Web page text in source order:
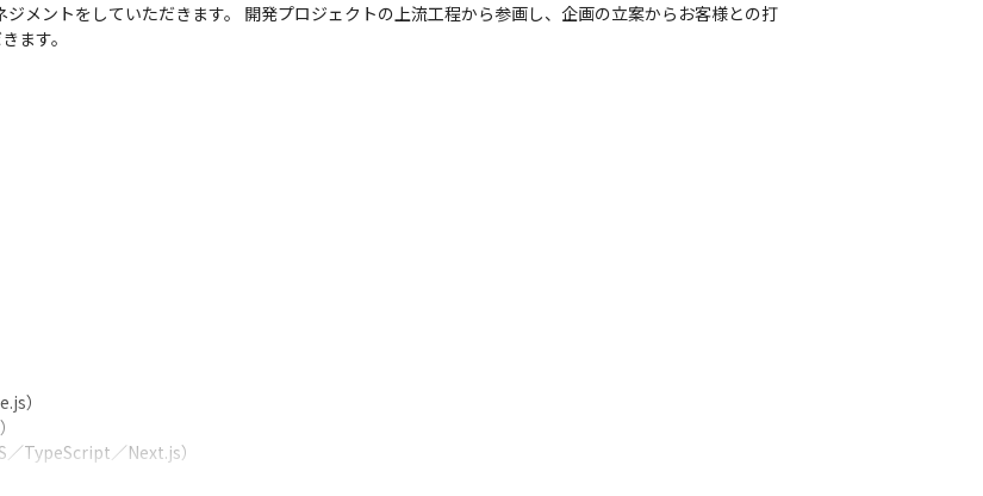
メントをしていただきます。 開発プロジェクトの上流工程から参画し、企画の立案からお客様との打
ます。
）
／TypeScript／Next.js）